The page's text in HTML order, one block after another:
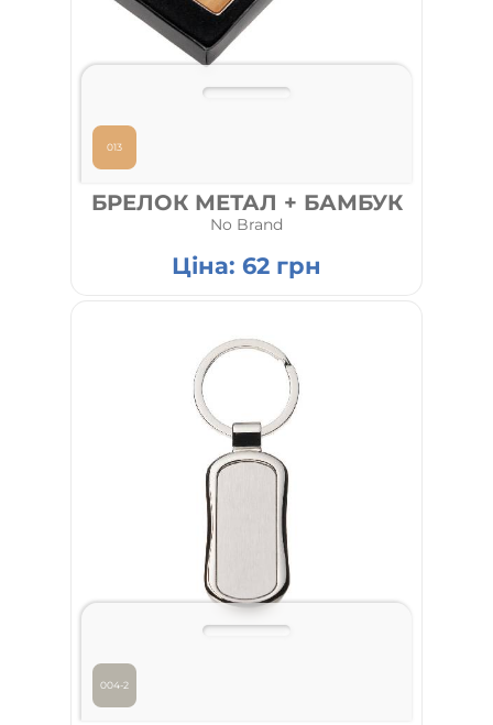
013
БРЕЛОК МЕТАЛ + БАМБУК
No Brand
Ціна: 62 грн
004-2